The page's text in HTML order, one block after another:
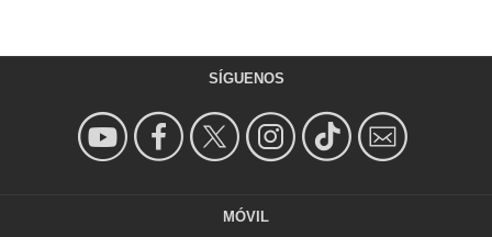
SÍGUENOS
MÓVIL